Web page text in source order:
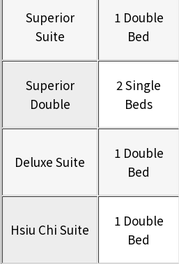
Superior
Suite
1 Double
Bed
Superior
Double
2 Single
Beds
Deluxe Suite
1 Double
Bed
Hsiu Chi Suite
1 Double
Bed